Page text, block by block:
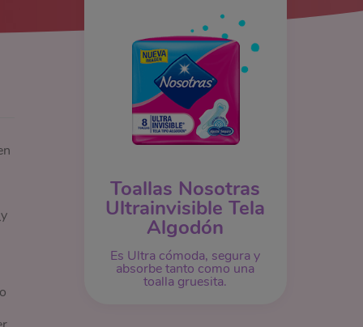
Toallas Nosotras
Ultrainvisible Tela
Algodón
Es Ultra cómoda, segura y
absorbe tanto como una
toalla gruesita.